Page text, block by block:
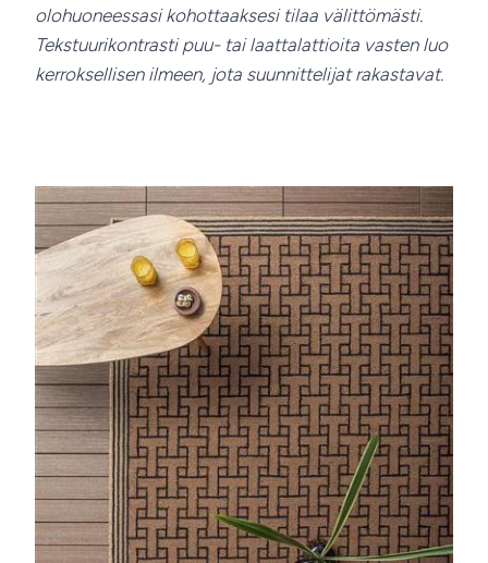
olohuoneessasi kohottaaksesi tilaa välittömästi.
Tekstuurikontrasti puu- tai laattalattioita vasten luo
kerroksellisen ilmeen, jota suunnittelijat rakastavat.